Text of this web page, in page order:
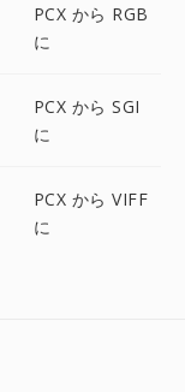
PCX から RGB
に
PCX から SGI
に
PCX から VIFF
に